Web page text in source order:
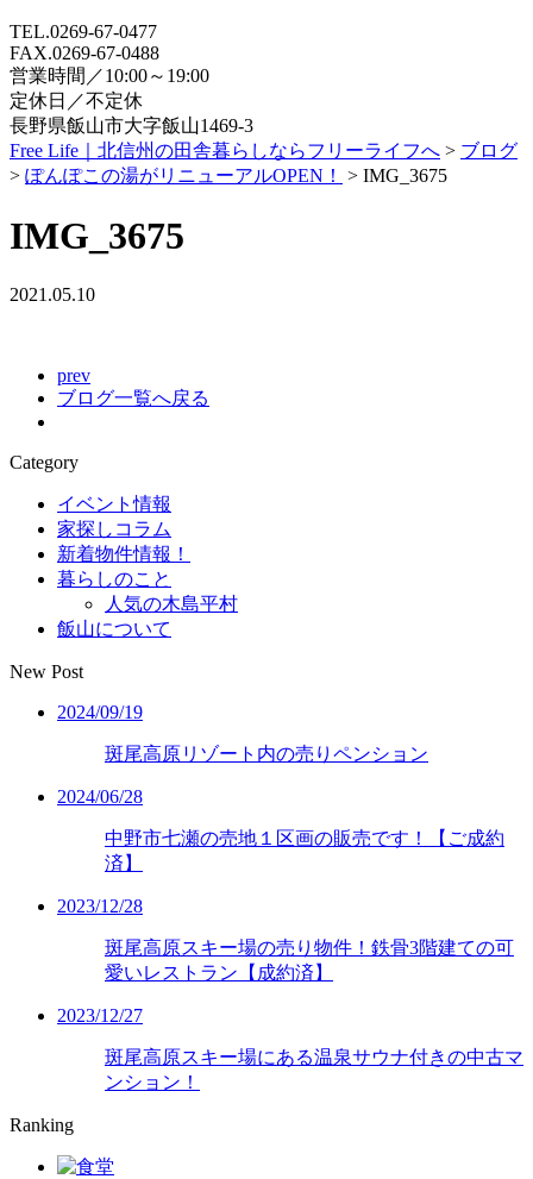
TEL.0269-67-0477
FAX.0269-67-0488
営業時間／10:00～19:00
定休日／不定休
長野県飯山市大字飯山1469-3
Free Life｜北信州の田舎暮らしならフリーライフへ > ブログ
> ぽんぽこの湯がリニューアルOPEN！ > IMG_3675
IMG_3675
2021.05.10
prev
ブログ一覧へ戻る
Category
イベント情報
家探しコラム
新着物件情報！
暮らしのこと
人気の木島平村
飯山について
New Post
2024/09/19
斑尾高原リゾート内の売りペンション
2024/06/28
中野市七瀬の売地１区画の販売です！【ご成約
済】
2023/12/28
斑尾高原スキー場の売り物件！鉄骨3階建ての可
愛いレストラン【成約済】
2023/12/27
斑尾高原スキー場にある温泉サウナ付きの中古マ
ンション！
Ranking